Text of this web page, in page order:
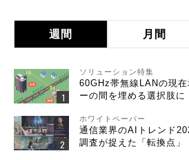
週間 月間
ソリューション特集
60GHz帯無線LANの現
ーの間を埋める選択肢に
ホワイトペーパー
通信業界のAIトレンド
調査が捉えた「転換点」